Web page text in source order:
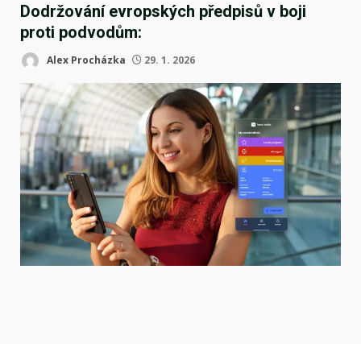
Dodržování evropských předpisů v boji
proti podvodům:
Alex Procházka 29. 1. 2026